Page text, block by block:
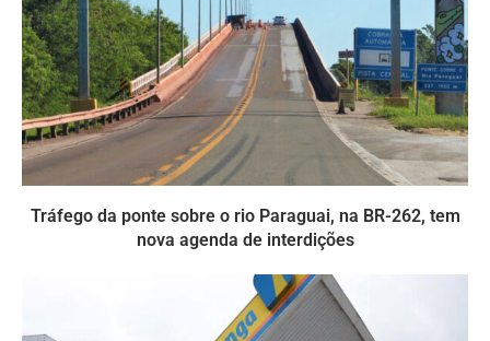
Tráfego da ponte sobre o rio Paraguai, na BR-262, tem
nova agenda de interdições